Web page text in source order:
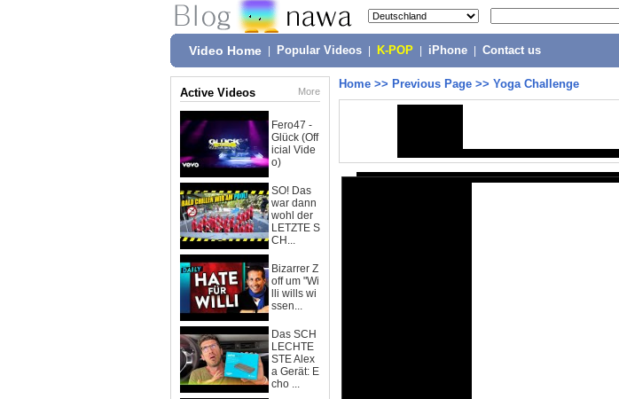
Video Home Popular Videos K-POP iPhone Contact us
Active Videos More
Fero47 -
Glück (Off
icial Vide
o)
SO! Das
war dann
wohl der
LETZTE S
CH...
Bizarrer Z
off um "Wi
lli wills wi
ssen...
Das SCH
LECHTE
STE Alex
a Gerät: E
cho ...
Home >> Previous Page >> Yoga Challenge